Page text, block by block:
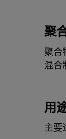
聚
聚合
混合
用
主要